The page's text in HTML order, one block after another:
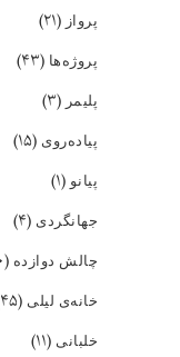
پرواز (۲۱)
پروژه‌ها (۴۳)
پلیمر (۳)
پیاده‌روی (۱۵)
پیانو(۱)
جهانگردی (۴)
چالش دوازده (۲۰۰)
خانه‌ی لیلی (۴۵)
خلبانی (۱۱)